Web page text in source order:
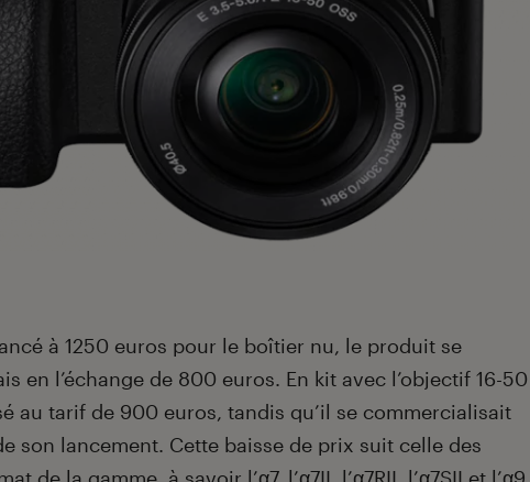
à 1250 euros pour le boîtier nu, le produit se
en l’échange de 800 euros. En kit avec l’objectif 16-50
au tarif de 900 euros, tandis qu’il se commercialisait
son lancement. Cette baisse de prix suit celle des